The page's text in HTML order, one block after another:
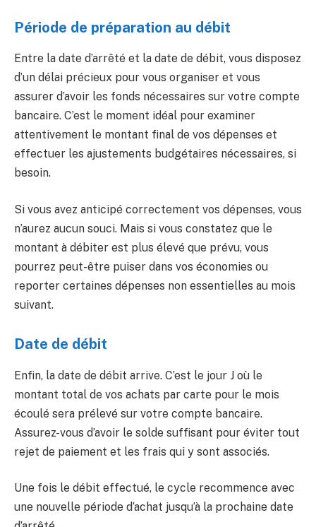
Période de préparation au débit
Entre la date d’arrêté et la date de débit, vous disposez
d’un délai précieux pour vous organiser et vous
assurer d’avoir les fonds nécessaires sur votre compte
bancaire. C’est le moment idéal pour examiner
attentivement le montant final de vos dépenses et
effectuer les ajustements budgétaires nécessaires, si
besoin.
Si vous avez anticipé correctement vos dépenses, vous
n’aurez aucun souci. Mais si vous constatez que le
montant à débiter est plus élevé que prévu, vous
pourrez peut-être puiser dans vos économies ou
reporter certaines dépenses non essentielles au mois
suivant.
Date de débit
Enfin, la date de débit arrive. C’est le jour J où le
montant total de vos achats par carte pour le mois
écoulé sera prélevé sur votre compte bancaire.
Assurez-vous d’avoir le solde suffisant pour éviter tout
rejet de paiement et les frais qui y sont associés.
Une fois le débit effectué, le cycle recommence avec
une nouvelle période d’achat jusqu’à la prochaine date